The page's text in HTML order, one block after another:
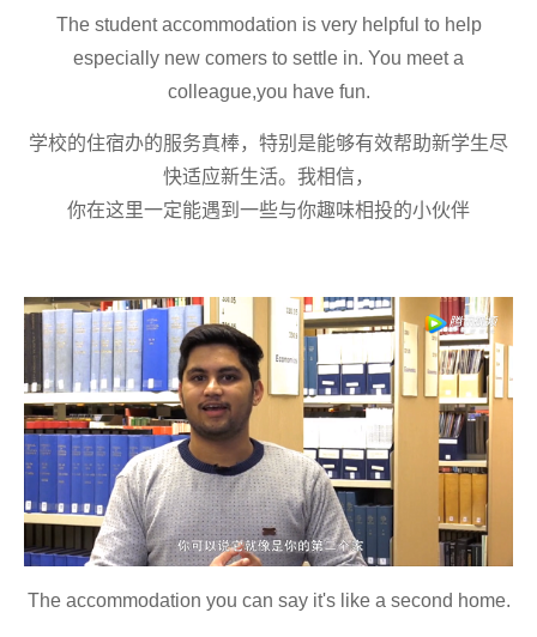
The student accommodation is very helpful to help
especially new comers to settle in. You meet a
colleague,you have fun.
学校的住宿办的服务真棒，特别是能够有效帮助新学生尽
快适应新生活。我相信，
你在这里一定能遇到 一些与你趣味相投的小伙伴
The accommodation you can say it's like a second home.